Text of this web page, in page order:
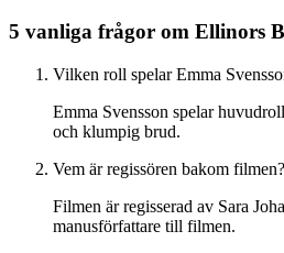
5 vanliga frågor om Ellinors
Vilken roll spelar Emma
Emma Svensson spelar
och klumpig brud.
Vem är regissören bakom filmen?
Filmen är regisserad av Sara
manusförfattare till filmen.